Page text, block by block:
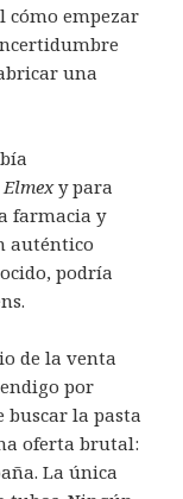
cómo empezar
una
Elmexy para
farmacia y
auténtico
podría
de la venta
por
buscar la pasta
oferta brutal:
La única